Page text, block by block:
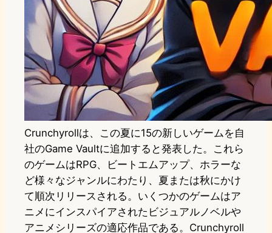
Crunchyrollは、この夏に15の新しいゲームを自
社のGame Vaultに追加すると発表した。これら
のゲームはRPG、ビートエムアップ、ホラーな
ど様々なジャンルにわたり、夏または秋にかけ
て順次リリースされる。いくつかのゲームはア
ニメにインスパイアされたビジュアルノベルや
アニメシリーズの適応作品である。Crunchyroll